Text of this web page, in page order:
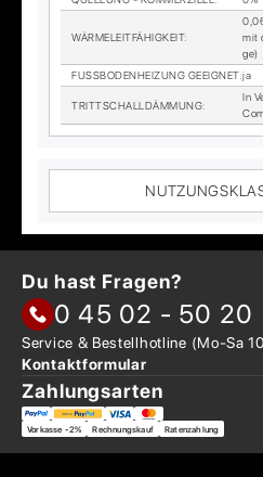
WÄR­ME­LEIT­FÄ­HIG­KEIT:
mit
ge)
FUSS­BO­DEN­HEI­ZUNG GE­EIG­NET:ja
TRITT­SCHALL­DÄM­MUNG:
In
Du hast Fragen?
0 45 02 - 50 20
Service & Bestellhotline (Mo-Sa
Kontaktformular
Zahlungsarten
Vorkasse -2% Rechnungskauf Ratenzahlung